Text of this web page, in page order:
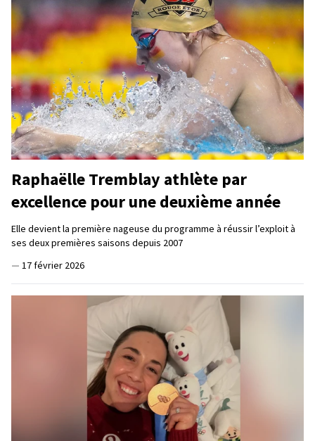
Raphaëlle Tremblay athlète par
excellence pour une deuxième année
Elle devient la première nageuse du programme à réussir l’exploit à
ses deux premières saisons depuis 2007
— 17 février 2026